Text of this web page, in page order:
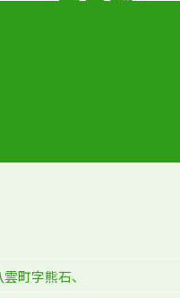
町字熊石、